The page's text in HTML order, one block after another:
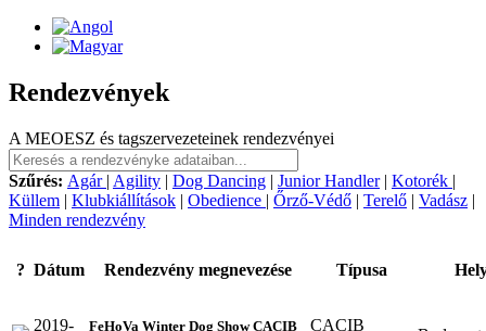
Rendezvények
A MEOESZ és tagszervezeteinek rendezvényei
Szűrés: Agár | Agility | Dog Dancing | Junior Handler| Kotorék |
Küllem | Klubkiállítások | Obedience | Őrző-Védő | Terelő | Vadász |
Minden rendezvény
? Dátum Rendezvény megnevezése Típusa
2019-
FeHoVa Winter Dog Show CACIB
CACIB